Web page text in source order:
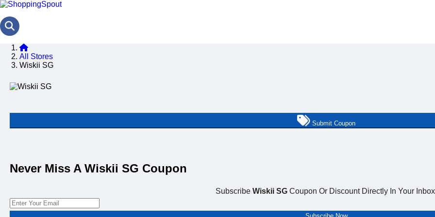
All Stores
Wiskii SG
Submit Coupon
Never Miss A Wiskii SG Coupon
Subscribe Wiskii SG Coupon Or Discount Directly In Your